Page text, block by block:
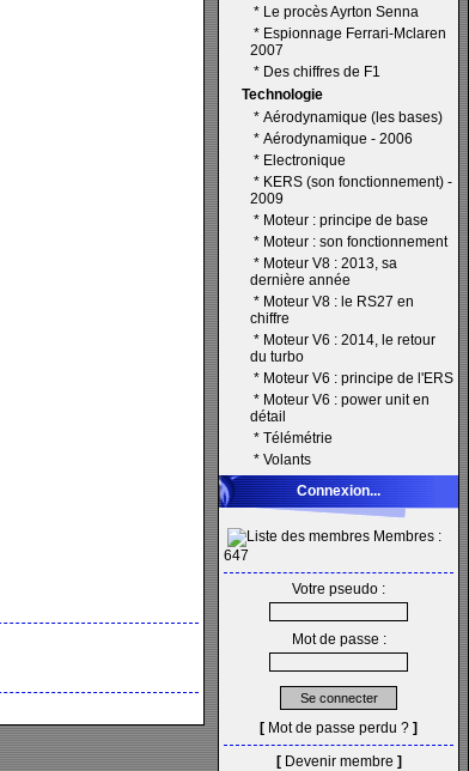
* Le procès Ayrton Senna
* Espionnage Ferrari-Mclaren
2007
* Des chiffres de F1
Technologie
* Aérodynamique (les bases)
* Aérodynamique - 2006
* Electronique
* KERS (son fonctionnement) -
2009
* Moteur : principe de base
* Moteur : son fonctionnement
* Moteur V8 : 2013, sa
dernière année
* Moteur V8 : le RS27 en
chiffre
* Moteur V6 : 2014, le retour
du turbo
* Moteur V6 : principe de l'ERS
* Moteur V6 : power unit en
détail
* Télémétrie
* Volants
Connexion...
Membres :
647
Votre pseudo :
Mot de passe :
[ Mot de passe perdu ? ]
[ Devenir membre ]